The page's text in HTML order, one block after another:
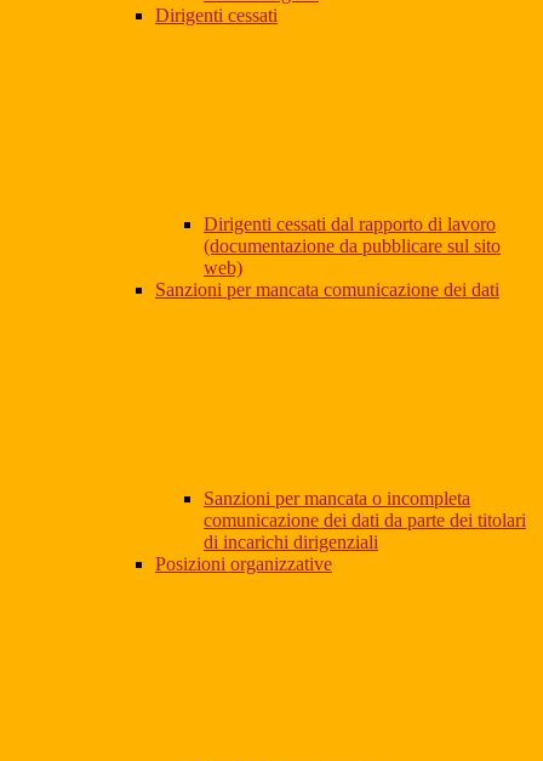
Dirigenti cessati
Dirigenti cessati dal rapporto di lavoro
(documentazione da pubblicare sul sito
web)
Sanzioni per mancata comunicazione dei dati
Sanzioni per mancata o incompleta
comunicazione dei dati da parte dei titolari
di incarichi dirigenziali
Posizioni organizzative